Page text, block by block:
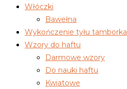
Włóczki
Bawełna
Wykończenie tyłu tamborka
Wzory do haftu
Darmowe wzory
Do nauki haftu
Kwiatowe